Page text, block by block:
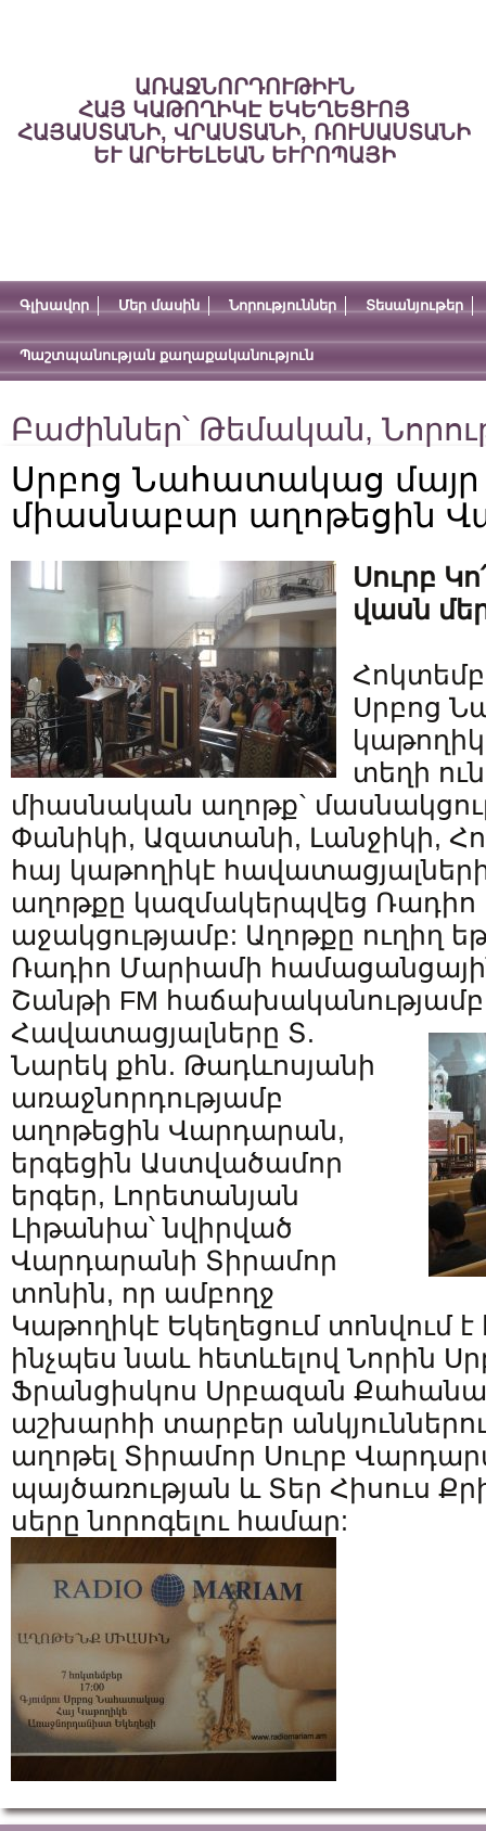
ԱՌԱՋՆՈՐԴՈՒԹԻՒՆ
ՀԱՅ ԿԱԹՈՂԻԿԷ ԵԿԵՂԵՑՒՈՅ
ՀԱՅԱՍՏԱՆԻ, ՎՐԱՍՏԱՆԻ, ՌՈՒՍԱՍՏԱՆԻ
ԵՒ ԱՐԵՒԵԼԵԱՆ ԵՒՐՈՊԱՅԻ
Գլխավոր Մեր մասին Նորություններ Տեսանյութեր
Պաշտպանության քաղաքականություն
Բաժիններ՝ Թեմական,
Սրբոց Նահատակաց
միասնաբար աղոթեցին
Սուրբ
վասն
Սրբոց
տեղի
միասնական աղոթք`
Փանիկի, Ազատանի, Լանջիկի,
հայ կաթողիկէ
աղոթքը կազմակերպվեց
աջակցությամբ: Աղոթքը ուղիղ
Ռադիո Մարիամի
Շանթի FM
Հավատացյալները Տ.
Նարեկ քհն. Թադևոսյանի
առաջնորդությամբ
աղոթեցին Վարդարան,
երգեցին Աստվածամոր
երգեր, Լորետանյան
Լիթանիա՝ նվիրված
Վարդարանի Տիրամոր
տոնին, որ ամբողջ
Կաթողիկէ Եկեղեցում տոնվում
ինչպես նաև հետևելով Նորին
Ֆրանցիսկոս Սրբազան
աշխարհի տարբեր
աղոթել Տիրամոր Սուրբ
պայծառության և Տեր Հիսուս
սերը նորոգելու համար: